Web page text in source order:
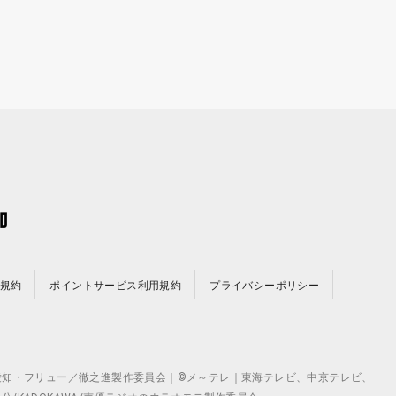
約 ポイントサービス利用規約 プライバシーポリシー
フリュー／徹之進製作委員会｜©メ～テレ｜東海テレビ、中京テレビ、